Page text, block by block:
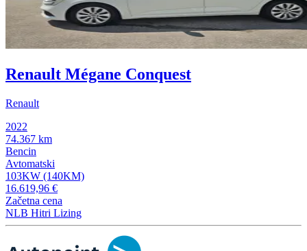
Renault Mégane Conquest
Renault
2022
74.367 km
Bencin
Avtomatski
103KW (140KM)
16.619,96 €
Začetna cena
NLB Hitri Lizing